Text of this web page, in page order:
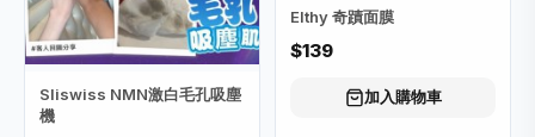
Sliswiss NMN激白毛孔吸塵
機
Elthy 奇蹟面膜
$139
加入購物車